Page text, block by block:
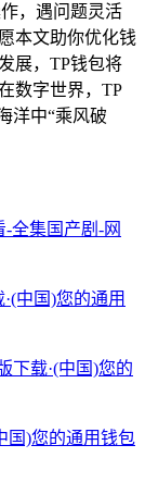
，遇问题灵活
本文助你优化钱
展，TP钱包将
数字世界，TP
洋中“乘风破
-全集国产剧-网
中国)您的通用
下载·(中国)您的
国)您的通用钱包